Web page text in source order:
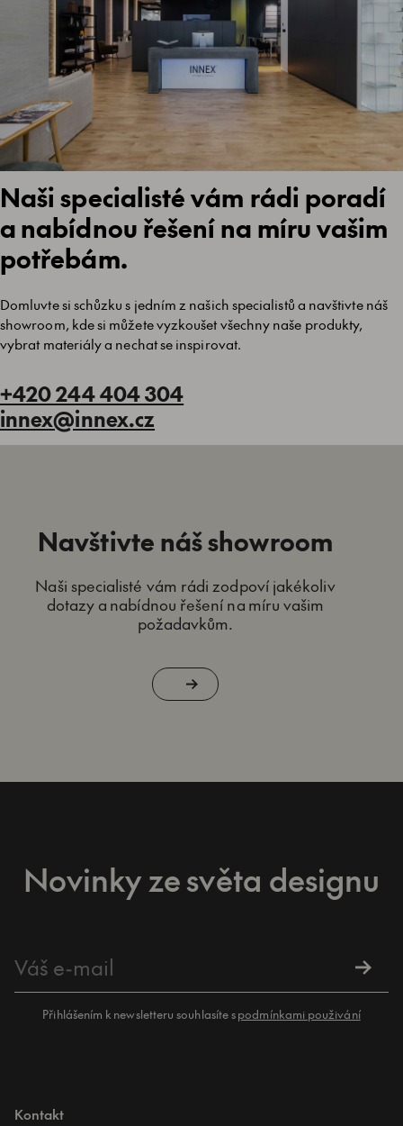
Naši specialisté vám rádi poradí
a nabídnou řešení na míru vašim
potřebám.
Domluvte si schůzku s jedním z našich specialistů a navštivte náš
showroom, kde si můžete vyzkoušet všechny naše produkty,
vybrat materiály a nechat se inspirovat.
+420 244 404 304
innex@innex.cz
Navštivte náš showroom
Naši specialisté vám rádi zodpoví jakékoliv
dotazy a nabídnou řešení na míru vašim
požadavkům.
Novinky ze světa designu
Přihlášením k newsletteru souhlasíte spodmínkami použivání
Kontakt